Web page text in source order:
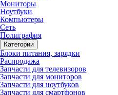
Мониторы
Ноутбуки
Компьютеры
Сеть
Полиграфия
Категории
Блоки питания, зарядки
Распродажа
Запчасти для телевизоров
Запчасти для мониторов
Запчасти для ноутбуков
Запчасти для смартфонов